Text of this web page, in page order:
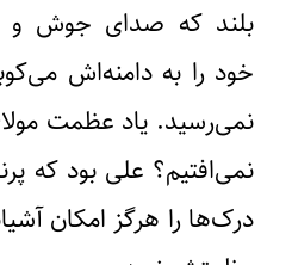
بلند که صدای جوش و
خود را به دامنه‌اش
نمی‌رسید. یاد عظمت
نمی‌افتیم؟ علی بود که
درک‌ها را هرگز امکان